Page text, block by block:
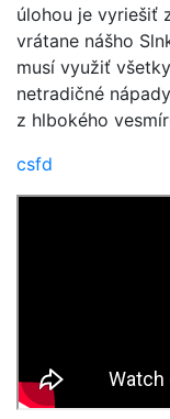
úlohou je vyriešiť
vrátane nášho
musí využiť
netradičné
z hlbokého
csfd